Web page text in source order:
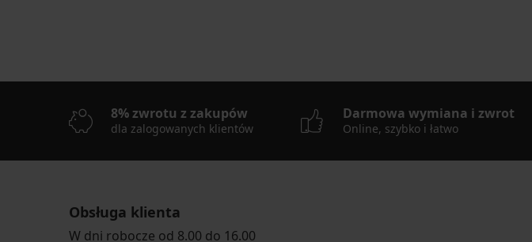
8% zwrotu z zakupów
dla zalogowanych klientów
Darmowa wymiana i zwrot
Online, szybko i łatwo
Obsługa klienta
W dni robocze od 8.00 do 16.00